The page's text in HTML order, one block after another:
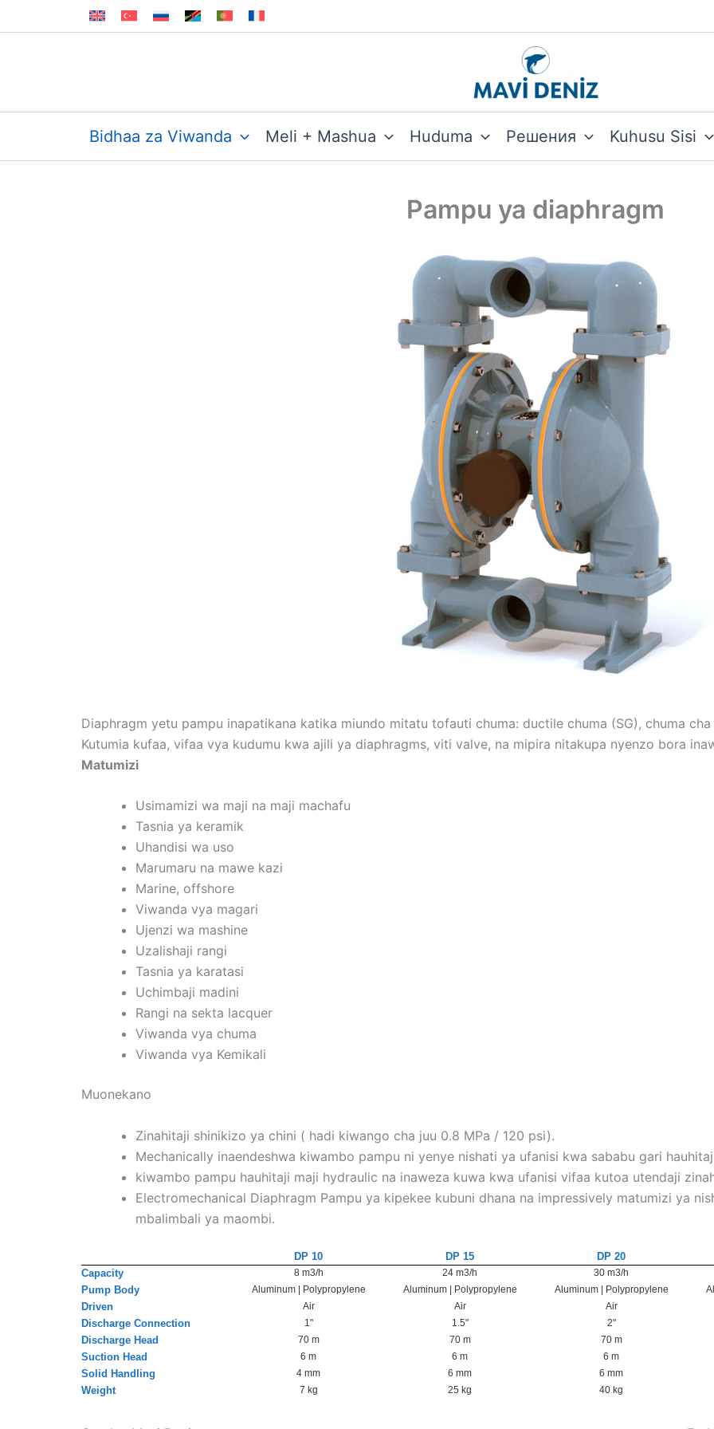
to
Bidhaa za Viwanda Meli + Mashua Huduma Решения Kuhusu Sisi
Pampu ya diaphragm
Diaphragm yetu pampu inapatikana katika miundo mitatu tofauti chuma: ductile chuma (SG), chuma
Kutumia kufaa, vifaa vya kudumu kwa ajili ya diaphragms, viti valve, na mipira nitakupa nyenzo bora
Matumizi
Usimamizi wa maji na maji machafu
Tasnia ya keramik
Uhandisi wa uso
Marumaru na mawe kazi
Marine, offshore
Viwanda vya magari
Ujenzi wa mashine
Uzalishaji rangi
Tasnia ya karatasi
Uchimbaji madini
Rangi na sekta lacquer
Viwanda vya chuma
Viwanda vya Kemikali
Muonekano
Zinahitaji shinikizo ya chini ( hadi kiwango cha juu 0.8 MPa / 120 psi).
Mechanically inaendeshwa kiwambo pampu ni yenye nishati ya ufanisi kwa sababu gari
kiwambo pampu hauhitaji maji hydraulic na inaweza kuwa kwa ufanisi vifaa kutoa utendaji
Electromechanical Diaphragm Pampu ya kipekee kubuni dhana na impressively matumizi ya
mbalimbali ya maombi.
DP 10 DP 15 DP 20
Capacity
8 m3/h 24 m3/h 30 m3/h
Pump Body Aluminum | Polypropylene Aluminum | Polypropylene Aluminum | Polypropylene
Driven Air Air Air
Discharge Connection 1" 1.5" 2"
Discharge Head 70 m 70 m 70 m
Suction Head 6 m 6 m 6 m
Solid Handling 4 mm 6 mm 6 mm
Weight 7 kg 25 kg 40 kg